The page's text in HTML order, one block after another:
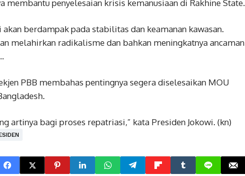
membantu penyelesaian krisis kemanusiaan di Rakhine State.
berdampak pada stabilitas dan keamanan kawasan.
melahirkan radikalisme dan bahkan meningkatnya ancaman
PBB membahas pentingnya segera diselesaikan MOU
artinya bagi proses repatriasi,” kata Presiden Jokowi. (kn)